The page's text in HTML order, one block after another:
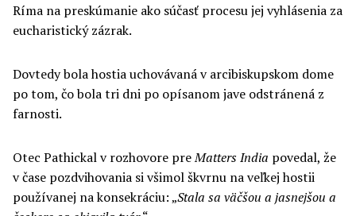
Ríma na preskúmanie ako súčasť procesu jej vyhlásenia za
eucharistický zázrak.
Dovtedy bola hostia uchovávaná v arcibiskupskom dome
po tom, čo bola tri dni po opísanom jave odstránená z
farnosti.
Otec Pathickal v rozhovore preMatters India povedal, že
v čase pozdvihovania si všimol škvrnu na veľkej hostii
používanej na konsekráciu: „Stala sa väčšou a jasnejšou a